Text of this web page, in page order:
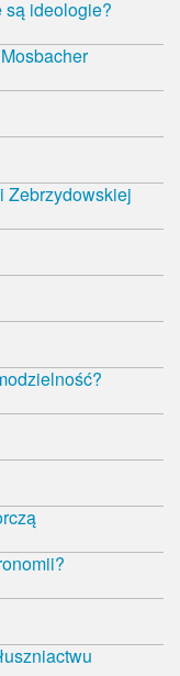
są ideologie?
Zebrzydowskiej